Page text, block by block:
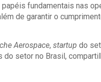
fundamentais nas
de garantir o
Aerospace, startup do
setor no Brasil,